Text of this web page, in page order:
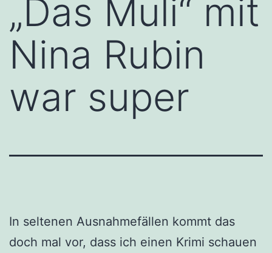
„Das Muli“ mit
Nina Rubin
war super
In seltenen Ausnahmefällen kommt das
doch mal vor, dass ich einen Krimi schauen